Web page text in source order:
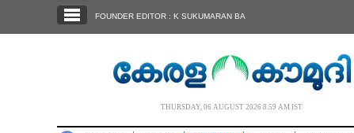
NOTIFIED NEWS
FOUNDER EDITOR : K SUKUMARAN BA
THURSDAY, 06 AUGUST 2026 8.59 AM IST